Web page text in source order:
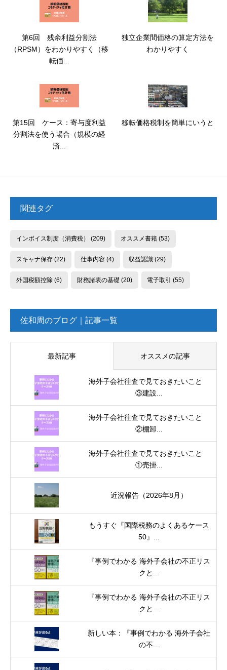
第6回 残余利益分割法
（RPSM）をわかりやすく（移
転価...
独立企業間価格の算定方法を
わかりやすく
第15回 ケース：寄与度利益
分割法を使う場合（規模の経
済...
移転価格税制を簡単にいうと
関連タグ
インボイス制度（消費税） (209) オススメ書籍(53)
スキャナ保存(22) 仕事内容(4) 収益認識 (29)
外国税額控除(6) 財務諸表の基礎 (20) 電子取引 (55)
佐和周のブログ｜記事一覧
最新記事 オススメの記事
海外子会社往査で見ておきたいこと
③建設...
海外子会社往査で見ておきたいこと
②棚卸...
海外子会社往査で見ておきたいこと
①売掛...
近況報告（2026年8月）
もうすぐ『国際税務のよくあるケース
50』...
『事例でわかる 海外子会社の不正リス
クと...
『事例でわかる 海外子会社の不正リス
クと...
新しい本：『事例でわかる 海外子会社
の不...